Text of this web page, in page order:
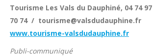
Tourisme Les Vals du Dauphiné, 04 74
70 74 / tourisme@valsdudauphine.fr
www.tourisme-valsdudauphine.fr
Publi-communiqué